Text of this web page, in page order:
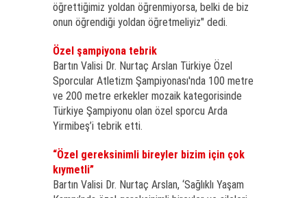
öğrettiğimiz yoldan öğrenmiyorsa, belki de biz
onun öğrendiği yoldan öğretmeliyiz" dedi.
Özel şampiyona tebrik
Bartın Valisi Dr. Nurtaç Arslan Türkiye Özel
Sporcular Atletizm Şampiyonası'nda 100 metre
ve 200 metre erkekler mozaik kategorisinde
Türkiye Şampiyonu olan özel sporcu Arda
Yirmibeş’i tebrik etti.
“Özel gereksinimli bireyler bizim için çok
kıymetli”
Bartın Valisi Dr. Nurtaç Arslan, ‘Sağlıklı Yaşam